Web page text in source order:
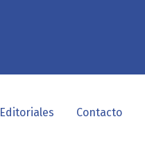
Editoriales Contacto